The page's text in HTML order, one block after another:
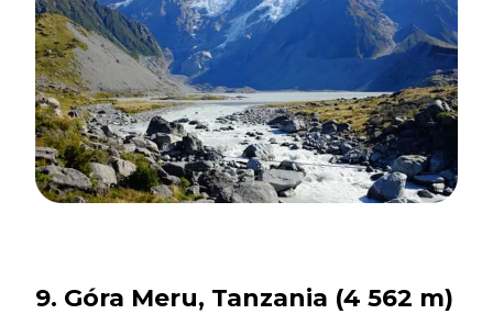
9. Góra Meru, Tanzania (4 562 m)